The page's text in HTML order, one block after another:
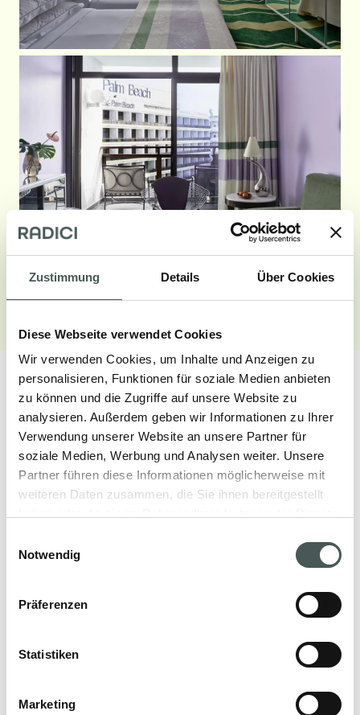
Zustimmung Details Über Cookies
Diese Webseite verwendet Cookies
Wir verwenden Cookies, um Inhalte und Anzeigen zu
personalisieren, Funktionen für soziale Medien anbieten
zu können und die Zugriffe auf unsere Website zu
analysieren. Außerdem geben wir Informationen zu Ihrer
Verwendung unserer Website an unsere Partner für
soziale Medien, Werbung und Analysen weiter. Unsere
Partner führen diese Informationen möglicherweise mit
weiteren Daten zusammen, die Sie ihnen bereitgestellt
Notwendig
Präferenzen
Statistiken
Marketing
Galerie aufrufen
Unsere Produkte
Entdecken Sie unsere textilen Bodenbeläge
Eleganz.